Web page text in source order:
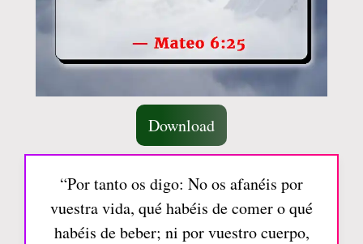
Download
“Por tanto os digo: No os afanéis por
vuestra vida, qué habéis de comer o qué
habéis de beber; ni por vuestro cuerpo,